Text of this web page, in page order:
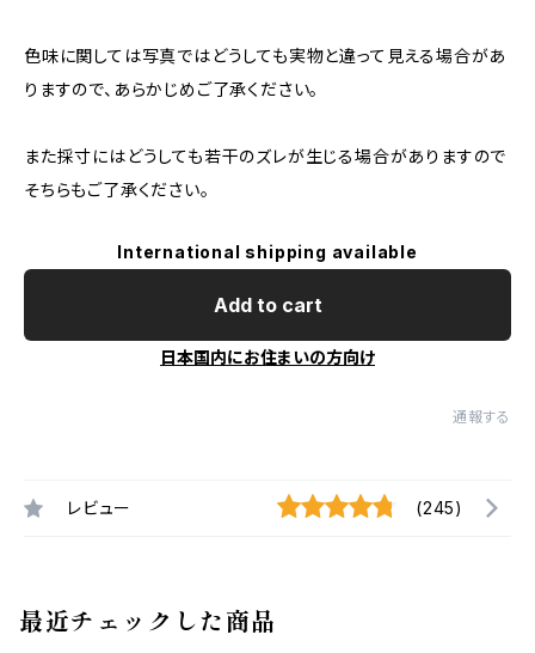
色味に関しては写真ではどうしても実物と違って見える場合があ
りますので、あらかじめご了承ください。
また採寸にはどうしても若干のズレが生じる場合がありますので
そちらもご了承ください。
International shipping available
Add to cart
日本国内にお住まいの方向け
通報する
レビュー (245)
最近チェックした商品